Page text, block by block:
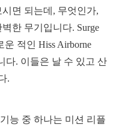
면 되는데, 무엇인가,
한 무기입니다. Surge
적인 Hiss Airborne
다. 이들은 날 수 있고 산
.
능 중 하나는 미션 리플